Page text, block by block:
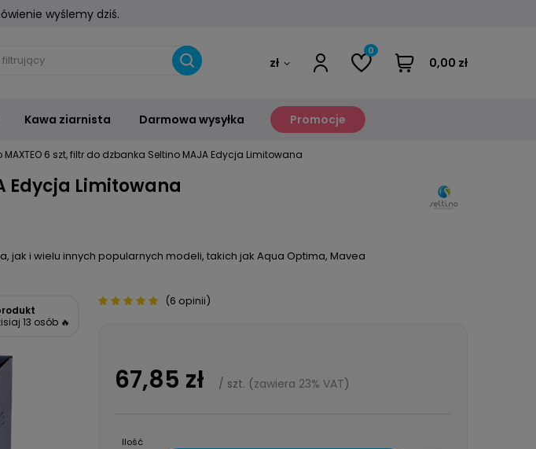
wyślemy dziś.
zł
0
0,00 zł
Kawa ziarnista Darmowa wysyłka Promocje
MAXTEO 6 szt, filtr do dzbanka Seltino MAJA Edycja Limitowana
Edycja Limitowana
jak i wielu innych popularnych modeli, takich jak Aqua Optima, Mavea
13 osób 🔥
(6 opinii)
67,85 zł / szt. (zawiera 23% VAT)
Ilość